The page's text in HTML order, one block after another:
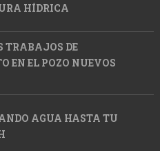
HÍDRICA
TRABAJOS DE
EN EL POZO NUEVOS
AGUA HASTA TU